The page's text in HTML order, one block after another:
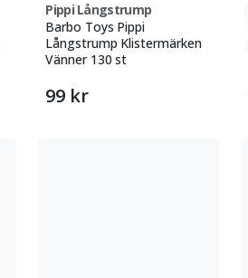
Pippi Långstrump
Barbo Toys Pippi
Långstrump Klistermärken
Vänner 130 st
99 kr